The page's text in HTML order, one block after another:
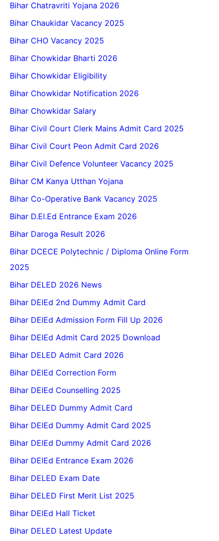
Bihar Chatravriti Yojana 2026
Bihar Chaukidar Vacancy 2025
Bihar CHO Vacancy 2025
Bihar Chowkidar Bharti 2026
Bihar Chowkidar Eligibility
Bihar Chowkidar Notification 2026
Bihar Chowkidar Salary
Bihar Civil Court Clerk Mains Admit Card 2025
Bihar Civil Court Peon Admit Card 2026
Bihar Civil Defence Volunteer Vacancy 2025
Bihar CM Kanya Utthan Yojana
Bihar Co-Operative Bank Vacancy 2025
Bihar D.El.Ed Entrance Exam 2026
Bihar Daroga Result 2026
Bihar DCECE Polytechnic / Diploma Online Form
2025
Bihar DELED 2026 News
Bihar DElEd 2nd Dummy Admit Card
Bihar DElEd Admission Form Fill Up 2026
Bihar DElEd Admit Card 2025 Download
Bihar DELED Admit Card 2026
Bihar DElEd Correction Form
Bihar DElEd Counselling 2025
Bihar DELED Dummy Admit Card
Bihar DElEd Dummy Admit Card 2025
Bihar DElEd Dummy Admit Card 2026
Bihar DElEd Entrance Exam 2026
Bihar DELED Exam Date
Bihar DELED First Merit List 2025
Bihar DElEd Hall Ticket
Bihar DELED Latest Update